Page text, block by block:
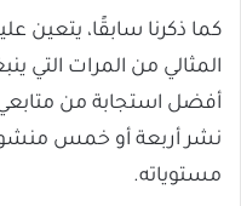
كما ذكرنا سابقًا، يتعين
المثالي من المرات التي
أفضل استجابة من
نشر أربعة أو خمس
مستوياته.